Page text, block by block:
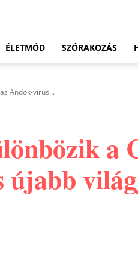
ÉLETMÓD SZÓRAKOZÁS
Andok-vírus...
a
újabb